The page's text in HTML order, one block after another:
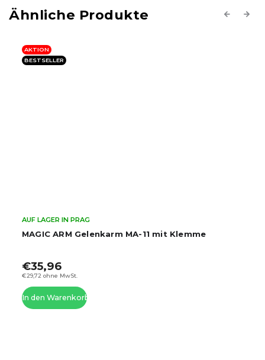
Previous
AKTION
BESTSELLER
MAGIC ARM Gelenkarm MA-11 mit Klemme
AUF LAGER IN PRAG
€29,72 ohne MwSt.
€35,96
In den Warenkorb
Next